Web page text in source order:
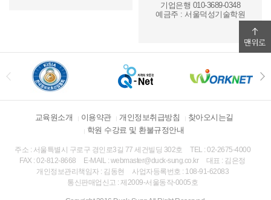
기업은행 010-3689-0348
예금주 : 서울덕성기술학원
교육원소개 이용약관 개인정보취급방침
찾아오시는길
학원 수강료 및 환불규정안내
주소 : 서울특별시 구로구 경인로3길 77 세건빌딩 302호
TEL : 02-2675-4000
FAX : 02-812-8668
E-MAIL : webmaster@duck-sung.co.kr
대표 : 김은정
개인정보관리책임자 : 김동현
사업자등록번호 : 108-91-62083
통신판매업신고 : 제2009-서울동작-0005호